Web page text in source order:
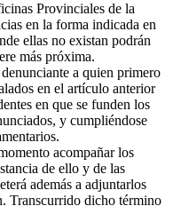
Provinciales de la
en la forma indicada en
ellas no existan podrán
más próxima.
a quien primero
en el artículo anterior
en que se funden los
y cumpliéndose
acompañar los
de ello y de las
además a adjuntarlos
Transcurrido dicho término